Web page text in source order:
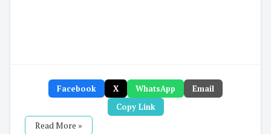
Facebook X WhatsApp
Email
Copy Link
Read More »